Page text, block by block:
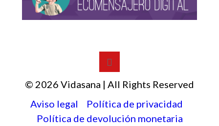
© 2026 Vidasana | All Rights Reserved
Aviso legal
Política de privacidad
Política de devolución monetaria